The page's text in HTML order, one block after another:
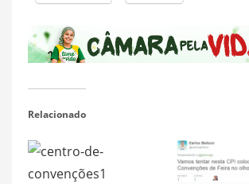
Relacionado